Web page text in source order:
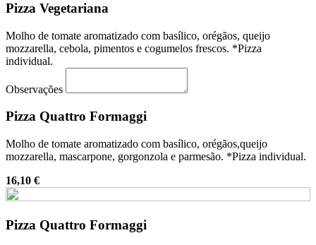
Pizza Vegetariana
Molho de tomate aromatizado com basílico, orégãos, queijo
mozzarella, cebola, pimentos e cogumelos frescos. *Pizza
individual.
Observações
Pizza Quattro Formaggi
Molho de tomate aromatizado com basílico, orégãos,queijo
mozzarella, mascarpone, gorgonzola e parmesão. *Pizza individual.
16,10 €
Pizza Quattro Formaggi